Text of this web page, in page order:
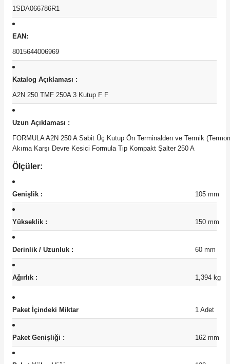
1SDA066786R1
EAN:
8015644006969
Katalog Açıklaması :
A2N 250 TMF 250A 3 Kutup F F
Uzun Açıklaması :
FORMULA A2N 250 A Sabit Üç Kutup Ön Terminalden ve Termik
Akıma Karşı Devre Kesici Formula Tip Kompakt Şalter 250 A
Ölçüler:
Genişlik : 105mm
Yükseklik : 150mm
Derinlik / Uzunluk : 60mm
Ağırlık : 1,394kg
Paket İçindeki Miktar 1 Adet
Paket Genişliği : 162 mm